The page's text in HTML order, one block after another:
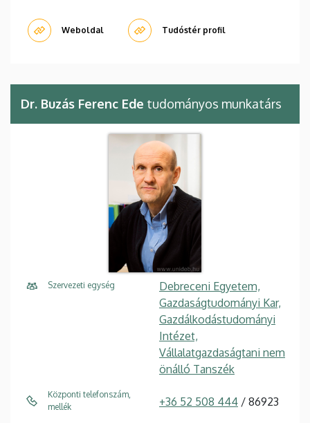
Weboldal Tudóstér profil
Dr. Buzás Ferenc Ede tudományos munkatárs
Szervezeti egység
Debreceni Egyetem,
Gazdaságtudományi Kar,
Gazdálkodástudományi
Intézet,
Vállalatgazdaságtani nem
önálló Tanszék
Központi telefonszám,
mellék
+36 52 508 444 / 86923